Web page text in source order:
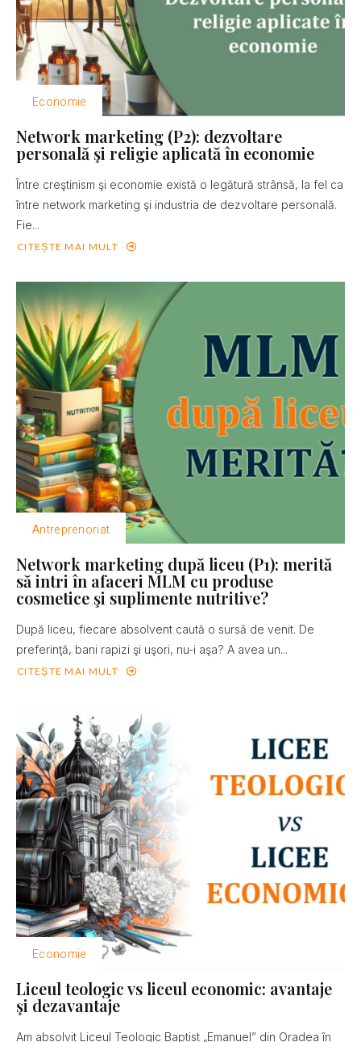
Economie
Network marketing (P2): dezvoltare
personală şi religie aplicată în economie
Între creştinism şi economie există o legătură strânsă, la fel ca
între network marketing şi industria de dezvoltare personală.
Fie...
CITEȘTE MAI MULT
Antreprenoriat
Network marketing după liceu (P1): merită
să intri în afaceri MLM cu produse
cosmetice şi suplimente nutritive?
După liceu, fiecare absolvent caută o sursă de venit. De
preferinţă, bani rapizi şi uşori, nu-i aşa? A avea un...
CITEȘTE MAI MULT
Economie
Liceul teologic vs liceul economic: avantaje
şi dezavantaje
Am absolvit Liceul Teologic Baptist „Emanuel” din Oradea în